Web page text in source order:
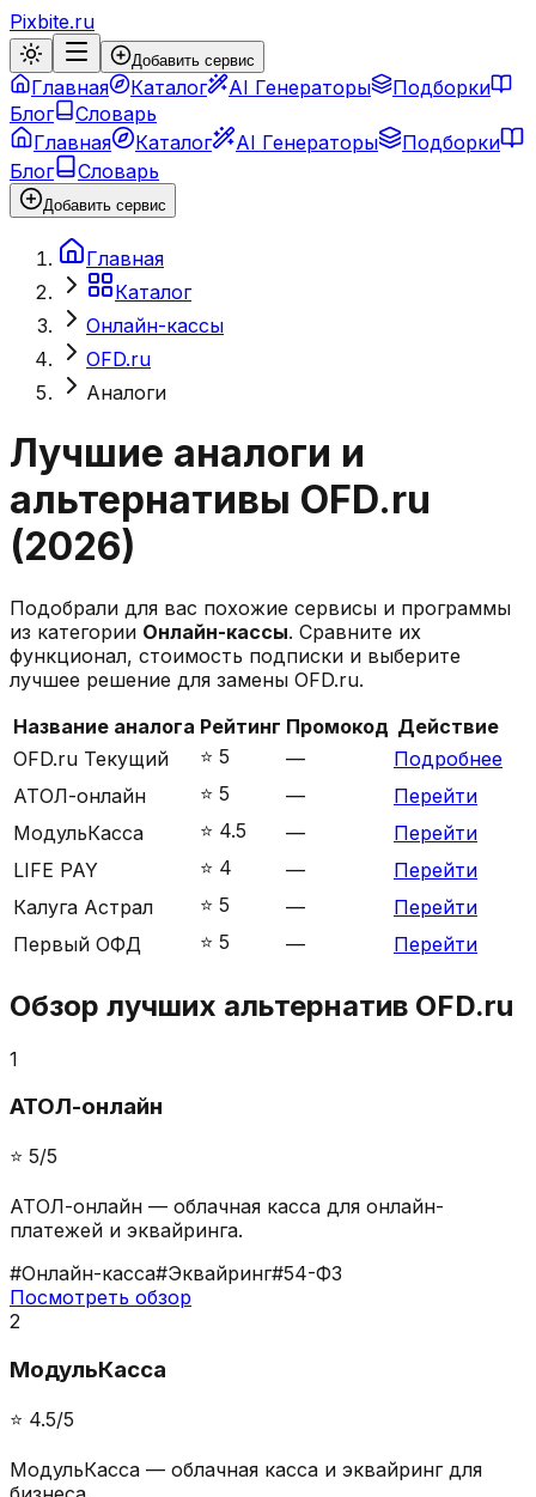
Pixbite.ru
Добавить сервис
Главная Каталог AI Генераторы
Подборки
Блог
Словарь
Главная
Каталог AI Генераторы
Подборки
Блог
Словарь
Добавить сервис
Главная
Каталог
Онлайн-кассы
OFD.ru
Аналоги
Лучшие аналоги и
альтернативы OFD.ru
(2026)
Подобрали для вас похожие сервисы и программы
из категории Онлайн-кассы. Сравните их
функционал, стоимость подписки и выберите
лучшее решение для замены OFD.ru.
Название аналога Рейтинг Промокод Действие
OFD.ru Текущий ⭐️ 5 —
Подробнее
АТОЛ-онлайн
⭐️ 5 —
Перейти
МодульКасса
⭐️ 4.5 —
Перейти
LIFE PAY
⭐️ 4 —
Перейти
Калуга Астрал
⭐️ 5 —
Перейти
Первый ОФД
⭐️ 5 — Перейти
Обзор лучших альтернатив OFD.ru
1
АТОЛ-онлайн
⭐️ 5/5
АТОЛ-онлайн — облачная касса для онлайн-
платежей и эквайринга.
#Онлайн-касса#Эквайринг#54-ФЗ
Посмотреть обзор
2
МодульКасса
⭐️ 4.5/5
МодульКасса — облачная касса и эквайринг для